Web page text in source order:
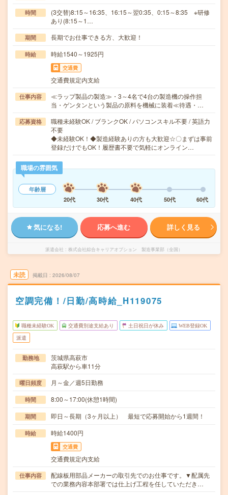
時間
(3交替)8:15～16:35、16:15～翌0:35、0:15～8:35 ※研修
あり(8:15～1…
期間 長期でお仕事できる方、大歓迎！
時給 時給1540～1925円
交通費
交通費規定内支給
仕事内容
≪ラップ製品の製造≫・3～4名で4台の製造機の操作担
当・ゲンタンという製品の原料を機械に装着≪待遇・…
応募資格
職種未経験OK / ブランクOK / パソコンスキル不要 / 英語力
不要
◆未経験OK！◆製造経験ありの方も大歓迎☆〇まずは事前
登録だけでもOK！履歴書不要で気軽にオンライン…
職場の雰囲気
年齢層
20代
30代 40代 50代 60代
気になる! 応募へ進む 詳しく見る
派遣会社 株式会社綜合キャリアオプション 製造事業部（全国）
未読 掲載日 2026/08/07
空調完備！/日勤/高時給_H119075
職種未経験OK 交通費別途支給あり 土日祝日が休み WEB登録OK
派遣
勤務地
茨城県高萩市
高萩駅から車11分
曜日頻度 月～金／週5日勤務
時間 8:00～17:00(休憩1時間)
期間 即日～長期（3ヶ月以上） 最短で応募開始から1週間！
時給 時給1400円
交通費
交通費規定内支給
仕事内容
配線板用部品メーカーの取引先でのお仕事です。▼配属先
での業務内容本部署では仕上げ工程を任していただき…